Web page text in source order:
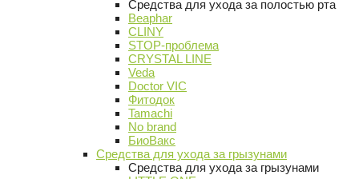
Средства для ухода за полостью рта
Beaphar
CLINY
STOP-проблема
CRYSTAL LINE
Veda
Doctor VIC
Фитодок
Tamachi
No brand
БиоВакс
Средства для ухода за грызунами
Средства для ухода за грызунами